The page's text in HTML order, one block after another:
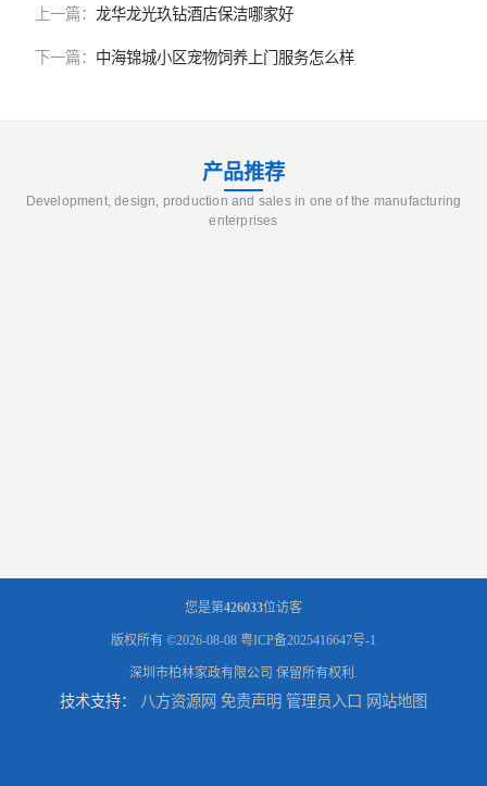
上一篇： 龙华龙光玖钻酒店保洁哪家好
下一篇： 中海锦城小区宠物饲养上门服务怎么样
产品推荐
Development, design, production and sales in one of the manufacturing
enterprises
您是第426033位访客
版权所有 ©2026-08-08 粤ICP备2025416647号-1
深圳市柏林家政有限公司 保留所有权利.
技术支持： 八方资源网 免责声明 管理员入口 网站地图